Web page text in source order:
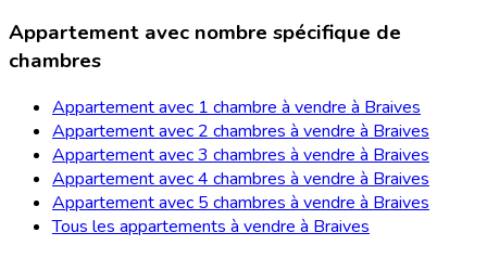
Appartement avec nombre spécifique de
chambres
Appartement avec 1 chambre à vendre à Braives
Appartement avec 2 chambres à vendre à Braives
Appartement avec 3 chambres à vendre à Braives
Appartement avec 4 chambres à vendre à Braives
Appartement avec 5 chambres à vendre à Braives
Tous les appartements à vendre à Braives